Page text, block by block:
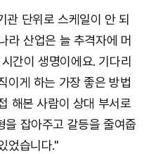
관 단위로 스케일이 안 되
라 산업은 늘 추격자에 머
간이 생명이에요. 기다리
이게 하는 가장 좋은 방법
해본 사람이 상대 부서로
을 잡아주고 갈등을 줄여줍
었습니다."